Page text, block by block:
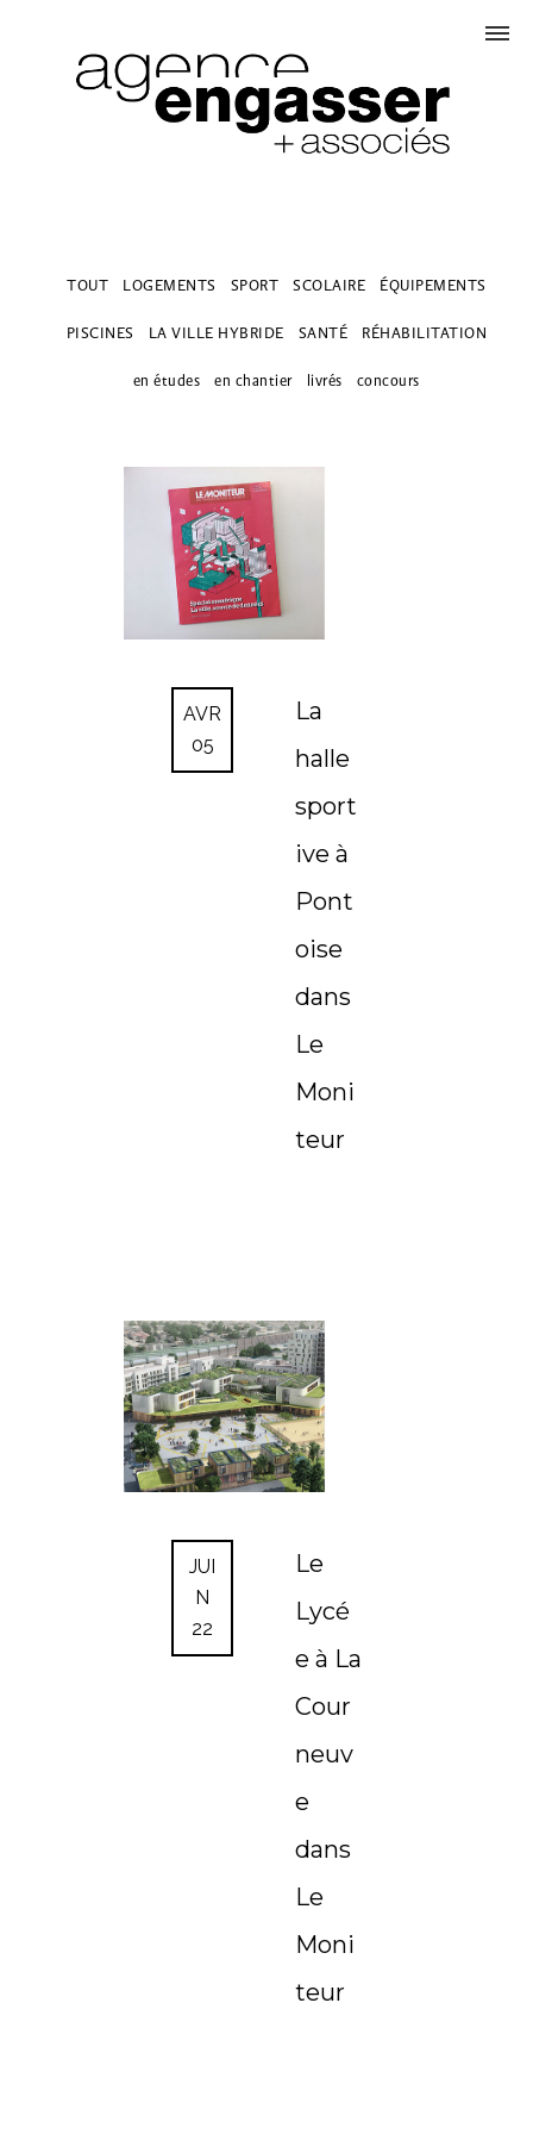
TOUT LOGEMENTS SPORT SCOLAIRE ÉQUIPEMENTS
PISCINES LA VILLE HYBRIDE SANTÉ RÉHABILITATION
en études en chantier livrés concours
AVR
05
La
halle
sport
ive à
Pont
oise
dans
Le
Moni
teur
JUI
N
22
Le
Lycé
e à La
Cour
neuv
e
dans
Le
Moni
teur